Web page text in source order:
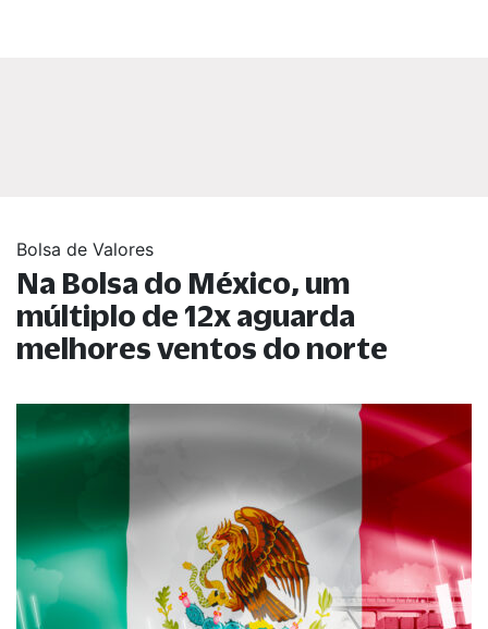
Bolsa de Valores
Na Bolsa do México, um
múltiplo de 12x aguarda
melhores ventos do norte